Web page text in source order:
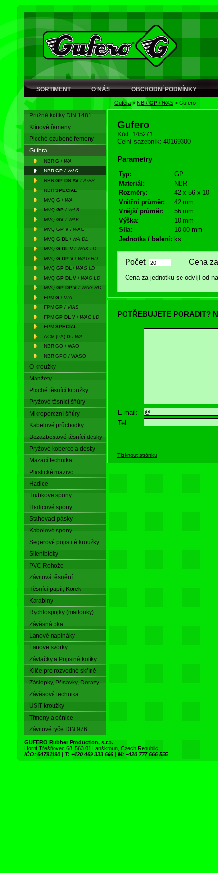
SORTIMENT O NÁS OBCHODNÍ PODMÍNKY
Gufera> NBRGP / WAS > Gufero
Pružné kolíky DIN 1481
Klínové řemeny
Ploché ozubené řemeny
Gufera
NBR G / WA
NBR GP / WAS
NBR GP DS AV / A/BS
NBR SPECIAL
MVQ G / WA
MVQ GP / WAS
MVQ GV / WAK
MVQ GP V / WAG
MVQ G DL / WA DL
MVQ G DL V / WAK LD
MVQ G DP V / WAG RD
MVQ GP DL / WAS LD
MVQ GP DL V / WAG LD
MVQ GP DP V / WAG RD
FPM G / VIA
FPM GP / VIAS
FPM GP DL V / WAG LD
FPM SPECIAL
ACM (PA) G / WA
NBR GO / WAO
NBR GPO / WASO
O-kroužky
Manžety
Ploché těsnící kroužky
Pryžové těsnící šňůry
Mikroporézní šňůry
Kabelové průchodky
Bezazbestové těsnící desky
Pryžové koberce a desky
Mazací technika
Plastické mazivo
Hadice
Trubkové spony
Hadicové spony
Stahovací pásky
Kabelové spony
Segerové pojistné kroužky
Silentbloky
PVC Rohože
Závitová těsnění
Těsnící papír, Korek
Karabiny
Rychlospojky (mailonky)
Závěsná oka
Lanové napínáky
Lanové svorky
Závlačky a Pojistné kolíky
Klíče pro rozvodné skříně
Záslepky, Přísavky, Dorazy
Závěsová technika
USIT-kroužky
Třmeny a očnice
Závitové tyče DIN 976
Gufero
Kód: 145271
Celní sazebník: 40169300
Parametry
Typ:
GP
Materiál:
NBR
Rozměry:
42 x 56 x 10
Vnitřní průměr:
42 mm
Vnější průměr:
56 mm
Výška:
10 mm
Síla:
10,00 mm
Jednotka / balení: ks
Počet: Cena za
Cena za jednotku se odvíjí od
POTŘEBUJETE PORADIT?
E-mail:
Tel.:
Tisknout stránku
GUFERO Rubber Production, s.r.o.
Horní Třešňovec 68, 563 01 Lanškroun, Czech Republic
IČO: 64791190 | T: +420 469 333 666 | M: +420 777 666 555